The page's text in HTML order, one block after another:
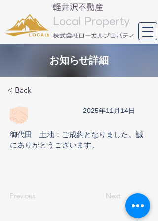
軽井沢不動産
Local Property
​株式会社ローカルプロパティ
お知らせ詳細
< Back
2025年11月14日
御代田 土地：ご成約となりました。誠
にありがとうございます。
Previous Next